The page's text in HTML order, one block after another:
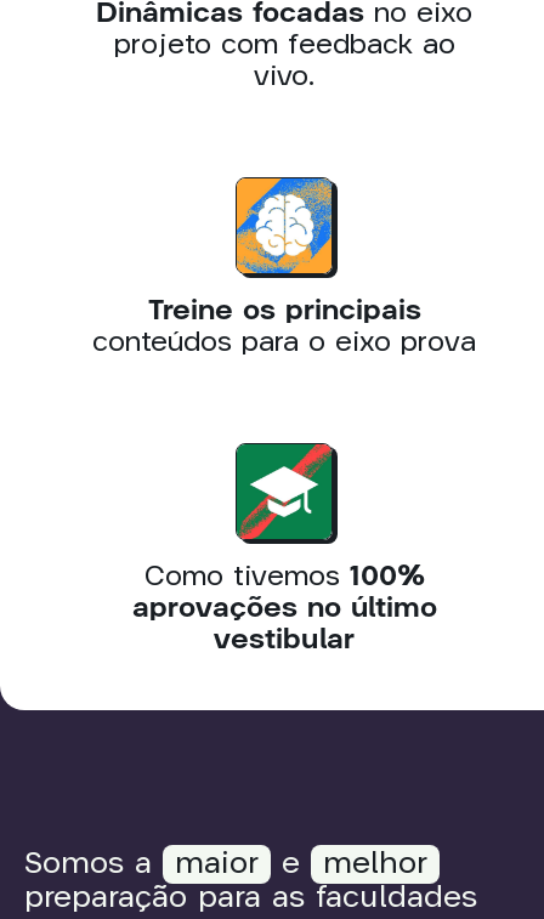
Dinâmicas focadas no eixo
projeto com feedback ao
vivo.
Treine os principais
conteúdos para o eixo prova
Como tivemos 100%
aprovações no último
vestibular
Somos a maior e
melhor
preparação para as faculdades